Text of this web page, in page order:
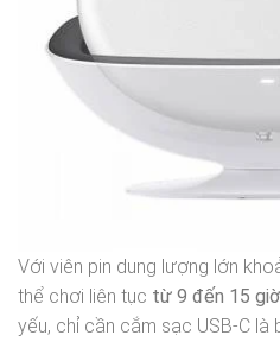
Với viên pin dung lượng lớn
thể chơi liên tục từ 9 đến 15 giờ
yếu, chỉ cần cắm sạc USB-C